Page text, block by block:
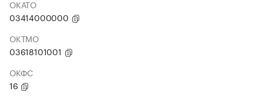
ОКАТО
03414000000
ОКТМО
03618101001
ОКФС
16